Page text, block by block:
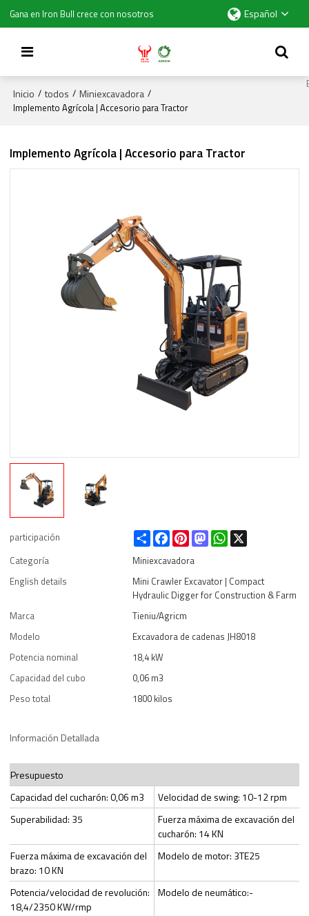
Gana en Iron Bull crece con nosotros Español
Inicio / todos / Miniexcavadora /
Implemento Agrícola | Accesorio para Tractor
Implemento Agrícola | Accesorio para Tractor
participación ShareFacebookPinterestMastodonWhatsApp
Categoría
Miniexcavadora
English details
Mini Crawler Excavator | Compact
Hydraulic Digger for Construction & Farm
Marca
Tieniu/Agricm
Modelo
Excavadora de cadenas JH8018
Potencia nominal
18,4 kW
Capacidad del cubo
0,06 m3
Peso total
1800 kilos
Información Detallada
Presupuesto
Capacidad del cucharón: 0,06 m3
Velocidad de swing: 10-12 rpm
Superabilidad: 35
Fuerza máxima de excavación del
cucharón: 14 KN
Fuerza máxima de excavación del
brazo: 10 KN
Modelo de motor: 3TE25
Potencia/velocidad de revolución:
18,4/2350 KW/rmp
Modelo de neumático:-